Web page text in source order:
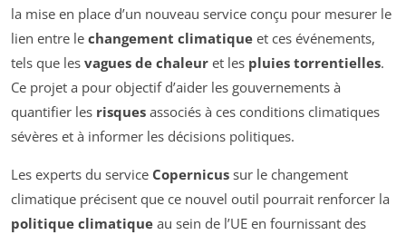
la mise en place d’un nouveau service conçu pour mesurer le
lien entre le changement climatique et ces événements,
tels que les vagues de chaleur et les pluies torrentielles.
Ce projet a pour objectif d’aider les gouvernements à
quantifier les risques associés à ces conditions climatiques
sévères et à informer les décisions politiques.
Les experts du service Copernicus sur le changement
climatique précisent que ce nouvel outil pourrait renforcer la
politique climatique au sein de l’UE en fournissant des